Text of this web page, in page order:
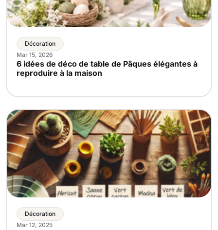
Décoration
Mar 15, 2026
6 idées de déco de table de Pâques élégantes à
reproduire à la maison
Décoration
Mar 12, 2025